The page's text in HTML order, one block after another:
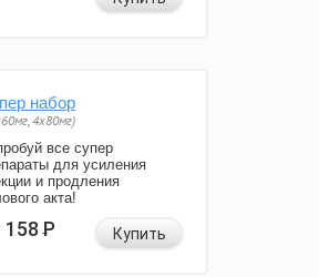
набор
4х80мг)
все супер
для усиления
и продления
акта!
158Р Купить